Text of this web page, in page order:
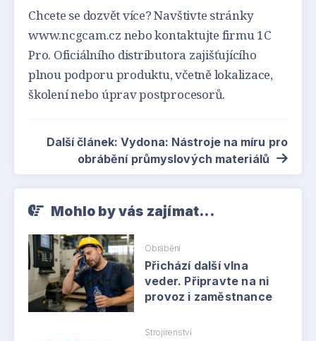
Chcete se dozvět více? Navštivte stránky
www.ncgcam.cz nebo kontaktujte firmu 1C
Pro. Oficiálního distributora zajišťujícího
plnou podporu produktu, včetně lokalizace,
školení nebo úprav postprocesorů.
Další článek: Vydona: Nástroje na míru pro
obrábění průmyslových materiálů
Mohlo by vás zajímat...
Obrábění
Přichází další vlna
veder. Připravte na ni
provoz i zaměstnance
Strojírenství